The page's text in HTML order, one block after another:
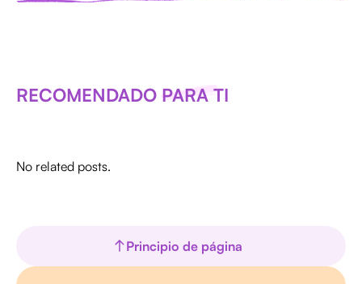
RECOMENDADO PARA TI
No related posts.
Principio de página